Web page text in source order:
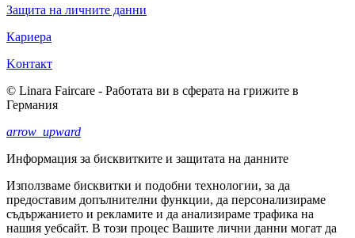
Защита на личните данни
Кариера
Kонтакт
© Linara Faircare - Работата ви в сферата на грижите в
Германия
arrow_upward
Информация за бисквитките и защитата на данните
Използваме бисквитки и подобни технологии, за да
предоставим допълнителни функции, да персонализираме
съдържанието и рекламите и да анализираме трафика на
нашия уебсайт. В този процес Вашите лични данни могат да